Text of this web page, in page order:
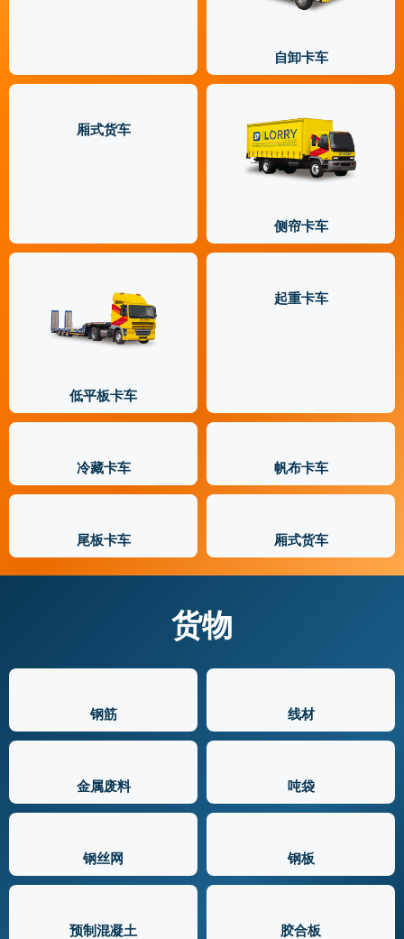
自卸卡车
厢式货车
侧帘卡车
低平板卡车
起重卡车
冷藏卡车 帆布卡车
尾板卡车 厢式货车
货物
钢筋 线材
金属废料 吨袋
钢丝网 钢板
预制混凝土 胶合板